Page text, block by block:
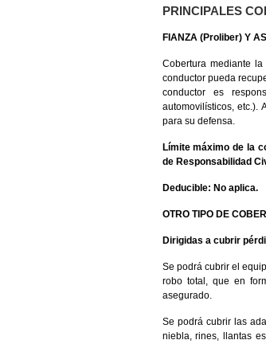
PRINCIPALES
FIANZA (Proliber) Y
Cobertura mediante
conductor pueda
conductor es
automovilísticos, etc.).
para su defensa.
Límite máximo de la
de Responsabilidad
Deducible: No aplica.
OTRO TIPO DE
Dirigidas a cubrir
Se podrá cubrir el
robo total, que en
asegurado.
Se podrá cubrir las
niebla, rines, llantas